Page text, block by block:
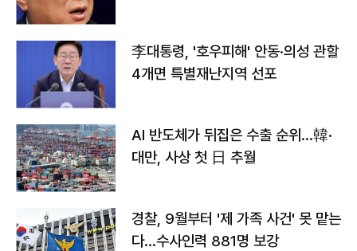
李대통령, '호우피해' 안동·의성 관할
4개면 특별재난지역 선포
AI 반도체가 뒤집은 수출 순위…韓·
대만, 사상 첫 日 추월
경찰, 9월부터 '제 가족 사건' 못 맡는
다…수사인력 881명 보강